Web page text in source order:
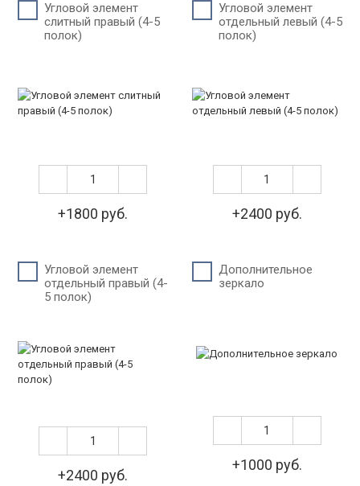
Угловой элемент
слитный правый (4-5
полок)
+1800 руб.
Угловой элемент
отдельный левый (4-5
полок)
+2400 руб.
Угловой элемент
отдельный правый (4-
5 полок)
+2400 руб.
Дополнительное
зеркало
+1000 руб.